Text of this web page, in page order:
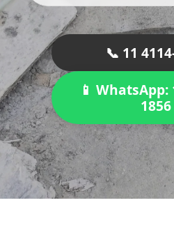
📞 11
📱 WhatsApp:
1856